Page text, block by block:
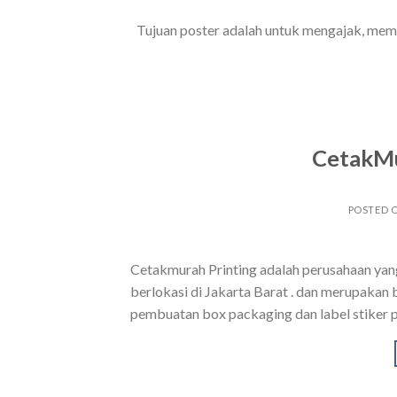
Tujuan poster adalah untuk mengajak,
POSTED
Cetakmurah Printing adalah perusahaan
berlokasi di Jakarta Barat . dan
pembuatan box packaging dan label stiker